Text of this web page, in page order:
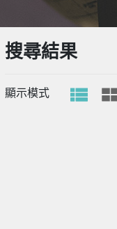
搜尋結果
顯示模式